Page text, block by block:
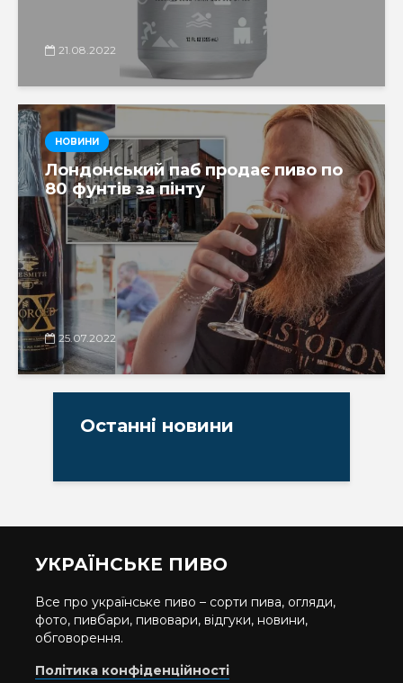
21.08.2022
НОВИНИ
Лондонський паб продає пиво по
80 фунтів за пінту
25.07.2022
Останні новини
УКРАЇНСЬКЕ ПИВО
Все про українське пиво – сорти пива, огляди,
фото, пивбари, пивовари, відгуки, новини,
обговорення.
Політика конфіденційності